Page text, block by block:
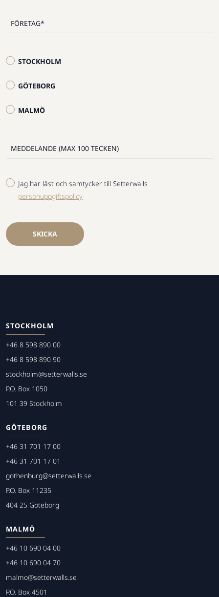
STOCKHOLM
GÖTEBORG
MALMÖ
Jag har läst och samtycker till Setterwalls
personuppgiftspolicy
SKICKA
STOCKHOLM
+46 8 598 890 00
+46 8 598 890 90
stockholm@setterwalls.se
P.O. Box 1050
101 39 Stockholm
GÖTEBORG
+46 31 701 17 00
+46 31 701 17 01
gothenburg@setterwalls.se
P.O. Box 11235
404 25 Göteborg
MALMÖ
+46 10 690 04 00
+46 10 690 04 70
malmo@setterwalls.se
P.O. Box 4501